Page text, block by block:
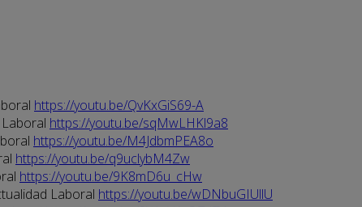
https://youtu.be/QvKxGiS69-A
https://youtu.be/sqMwLHKl9a8
https://youtu.be/M4JdbmPEA8o
https://youtu.be/q9uclybM4Zw
https://youtu.be/9K8mD6u_cHw
Laboral https://youtu.be/wDNbuGIUllU